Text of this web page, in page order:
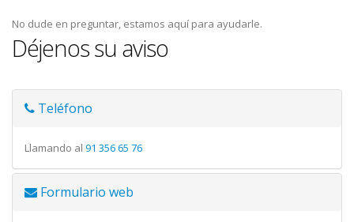
No dude en preguntar, estamos aquí para ayudarle.
Déjenos su aviso
Teléfono
Llamando al 91 356 65 76
Formulario web